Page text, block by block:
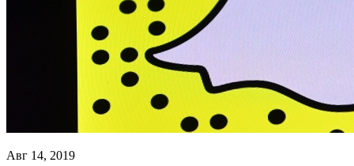
Авг 14, 2019